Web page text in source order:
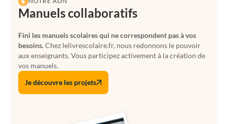
Manuels collaboratifs
Fini les manuels scolaires qui ne correspondent pas à vos
besoins.Chez lelivrescolaire.fr, nous redonnons le pouvoir
aux enseignants. Vous participez activement à la création de
vos manuels.
Je découvre les projets